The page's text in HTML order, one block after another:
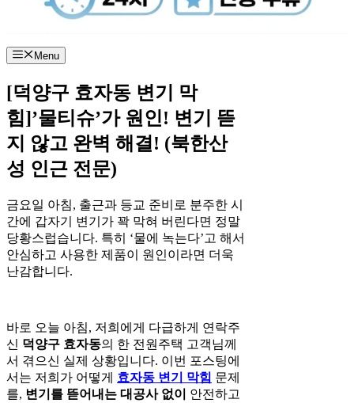
Menu
[덕양구 효자동 변기 막
힘]’물티슈’가 원인! 변기 뜯
지 않고 완벽 해결! (북한산
성 인근 전문)
금요일 아침, 출근과 등교 준비로 분주한 시
간에 갑자기 변기가 꽉 막혀 버린다면 정말
당황스럽습니다. 특히 ‘물에 녹는다’고 해서
안심하고 사용한 제품이 원인이라면 더욱
난감합니다.
바로 오늘 아침, 저희에게 다급하게 연락주
신 덕양구 효자동의 한 전원주택 고객님께
서 겪으신 실제 상황입니다. 이번 포스팅에
서는 저희가 어떻게 효자동 변기 막힘 문제
를, 변기를 뜯어내는 대공사 없이
안전하고